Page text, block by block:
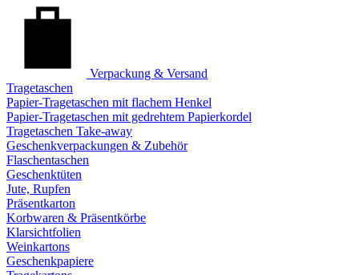
Verpackung & Versand
Tragetaschen
Papier-Tragetaschen mit flachem Henkel
Papier-Tragetaschen mit gedrehtem Papierkordel
Tragetaschen Take-away
Geschenkverpackungen & Zubehör
Flaschentaschen
Geschenktüten
Jute, Rupfen
Präsentkarton
Korbwaren & Präsentkörbe
Klarsichtfolien
Weinkartons
Geschenkpapiere